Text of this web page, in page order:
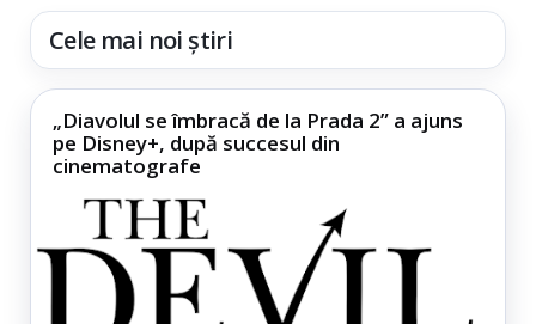
Cele mai noi știri
„Diavolul se îmbracă de la Prada 2” a ajuns
pe Disney+, după succesul din
cinematografe